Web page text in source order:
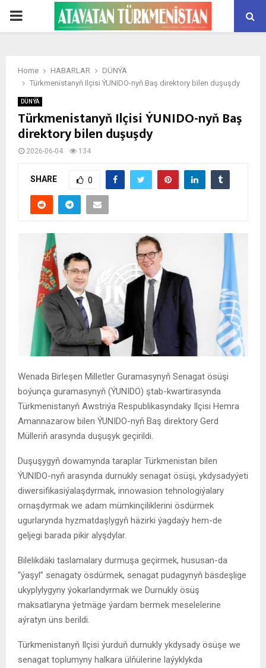
PRIMARY
Home HABARLAR
DÜNÝÄ
Türkmenistanyň Ilçisi ÝUNIDO-nyň Baş direktory bilen duşuşdy
DÜNÝÄ
Türkmenistanyň Ilçisi ÝUNIDO-nyň Baş
direktory bilen duşuşdy
2026-06-04 134
SHARE 0
Wenada Birleşen Milletler Guramasynyň Senagat ösüşi
boýunça guramasynyň (ÝUNIDO) ştab-kwartirasynda
Türkmenistanyň Awstriýa Respublikasyndaky Ilçisi Hemra
Amannazarow bilen ÝUNIDO-nyň Baş direktory Gerd
Mülleriň arasynda duşuşyk geçirildi.
Duşuşygyň dowamynda taraplar Türkmenistan bilen
ÝUNIDO-nyň arasynda durnukly senagat ösüşi, ykdysadyýeti
diwersifikasiýalaşdyrmak, innowasion tehnologiýalary
ornaşdyrmak we adam mümkinçiliklerini ösdürmek
ugurlarynda hyzmatdaşlygyň häzirki ýagdaýy hem-de
geljegi barada pikir alyşdylar.
Bilelikdäki taslamalary durmuşa geçirmek, hususan-da
“ýaşyl” senagaty ösdürmek, senagat pudagynyň bäsdeşlige
ukyplylygyny ýokarlandyrmak we Durnukly ösüş
maksatlaryna ýetmäge ýardam bermek meselelerine
aýratyn üns berildi.
Türkmenistanyň Ilçisi ýurduň durnukly ykdysady ösüşe we
senagat toplumyny halkara ülňülerine laýyklykda